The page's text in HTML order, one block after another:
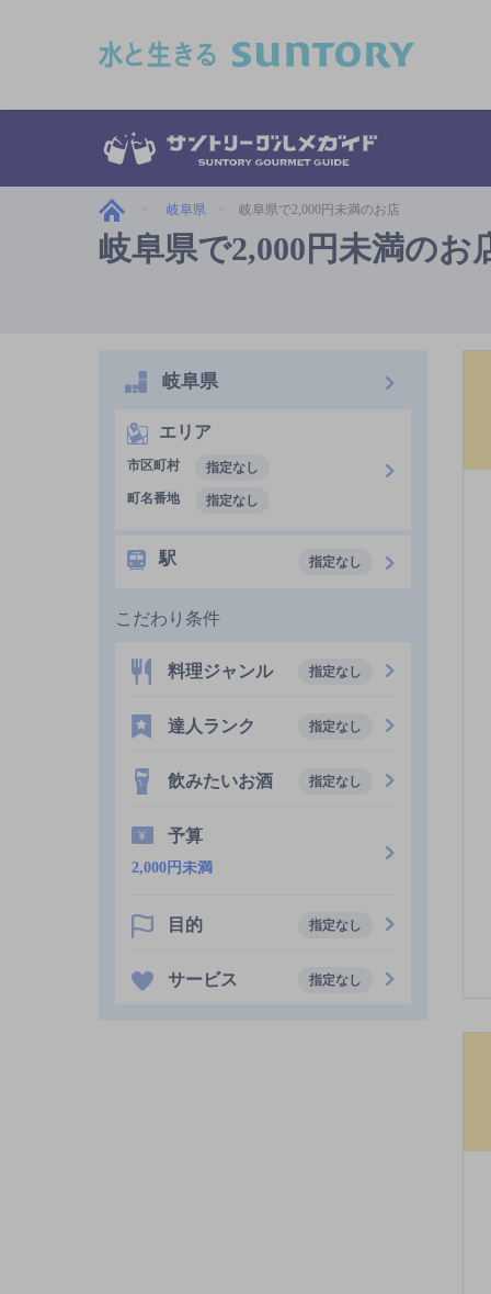
岐阜県 岐阜県で2,000円未満のお店
岐阜県で2,000円未満のお
岐阜県
エリア
市区町村
指定なし
町名番地
指定なし
駅 指定なし
こだわり条件
料理ジャンル 指定なし
達人ランク 指定なし
飲みたいお酒 指定なし
予算
2,000円未満
目的 指定なし
サービス 指定なし